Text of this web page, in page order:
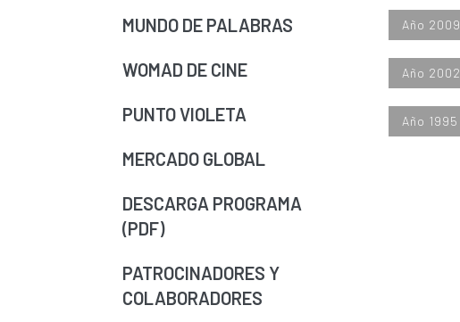
MUNDO DE PALABRAS
WOMAD DE CINE
PUNTO VIOLETA
MERCADO GLOBAL
DESCARGA PROGRAMA
(PDF)
PATROCINADORES Y
COLABORADORES
Año 2009
Año 2002
Año 1995